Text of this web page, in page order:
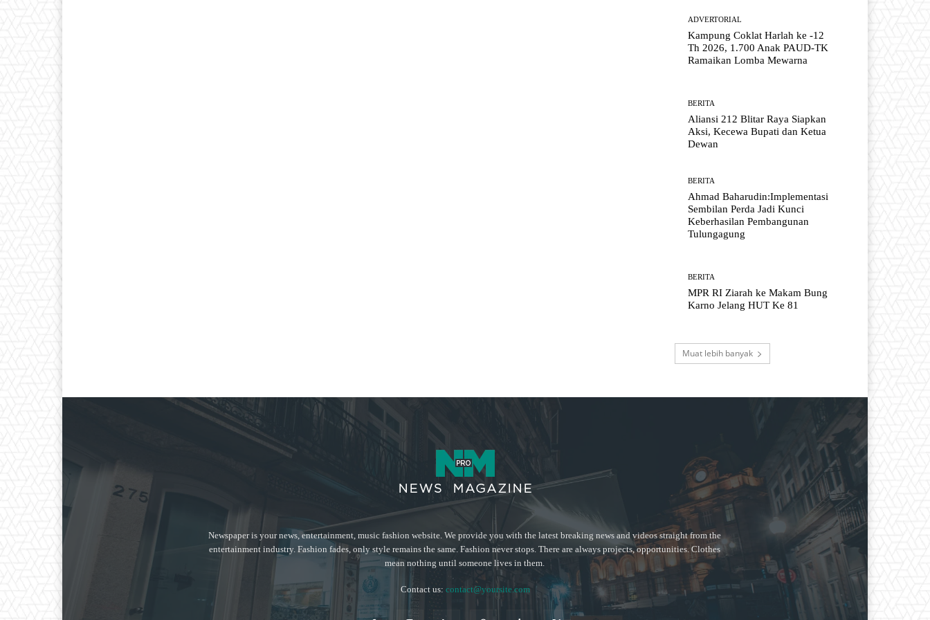
ADVERTORIAL
Kampung Coklat Harlah ke -12
Th 2026, 1.700 Anak PAUD-TK
Ramaikan Lomba Mewarna
BERITA
Aliansi 212 Blitar Raya Siapkan
Aksi, Kecewa Bupati dan Ketua
Dewan
BERITA
Ahmad Baharudin:Implementasi
Sembilan Perda Jadi Kunci
Keberhasilan Pembangunan
Tulungagung
BERITA
MPR RI Ziarah ke Makam Bung
Karno Jelang HUT Ke 81
Muat lebih banyak
Newspaper is your news, entertainment, music fashion website. We provide you with the latest breaking news and videos straight from the
entertainment industry. Fashion fades, only style remains the same. Fashion never stops. There are always projects, opportunities. Clothes
mean nothing until someone lives in them.
Contact us: contact@yoursite.com